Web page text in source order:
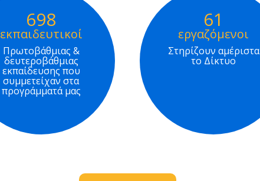
698
εκπαιδευτικοί
Πρωτοβάθμιας &
δευτεροβάθμιας
εκπαίδευσης που
συμμετείχαν στα
προγράμματά μας
61
εργαζόμενοι
Στηρίζουν αμέριστα
το Δίκτυο